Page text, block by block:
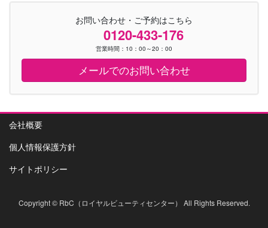
お問い合わせ・ご予約はこちら
0120-433-176
営業時間：10：00～20：00
メールでのお問い合わせ
会社概要
個人情報保護方針
サイトポリシー
Copyright © RbC（ロイヤルビューティセンター） All Rights Reserved.